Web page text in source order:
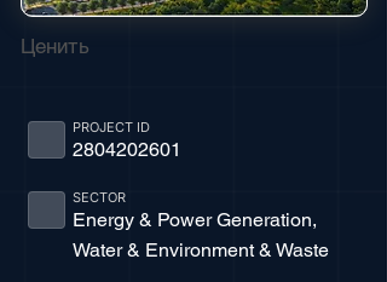
Ценить
2804202601
PROJECT ID
Energy & Power Generation,
Water & Environment & Waste
SECTOR